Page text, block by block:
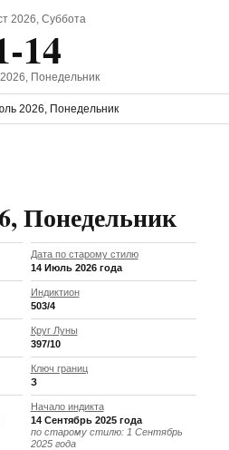
2026, Суббота
14
Понедельник
2026, Понедельник
Понедельник
Дата по старому стилю
14 Июль 2026 года
Индиктион
503/4
Круг Луны
397/10
Ключ границ
З
Начало индикта
14 Сентябрь 2025 года
по старому стилю: 1 Сентябрь
2025 года